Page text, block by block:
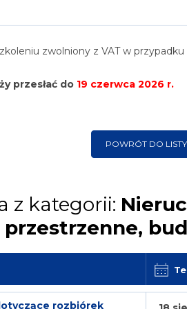
zwolniony z VAT w
przesłać do 19 czerwca 2026 r.
POWRÓT DO LISTY
z kategorii:
przestrzenne,
rozbiórek